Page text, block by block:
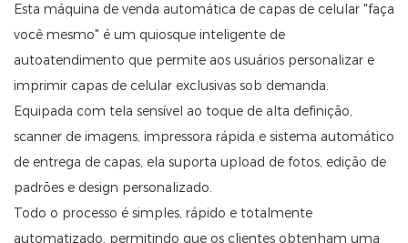
Esta máquina de venda automática de capas de celular "faça
você mesmo" é um quiosque inteligente de
autoatendimento que permite aos usuários personalizar e
imprimir capas de celular exclusivas sob demanda.
Equipada com tela sensível ao toque de alta definição,
scanner de imagens, impressora rápida e sistema automático
de entrega de capas, ela suporta upload de fotos, edição de
padrões e design personalizado.
Todo o processo é simples, rápido e totalmente
automatizado, permitindo que os clientes obtenham uma